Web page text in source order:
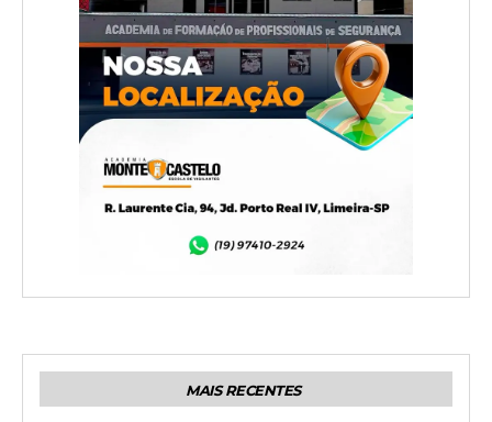
MAIS RECENTES